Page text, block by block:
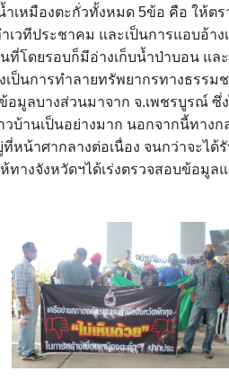
ำเหมืองตะกั่วทั้งหมด 5ข้อ คือ ให้ต
เวทีประชาคม และเป็นการแอบอ้า
ที่โดยรอบก็มีอ่างเก็บน้ำป่าบอน แล
ป็นการทำลายทรัพยากรทางธรรม
มูลบางส่วนมาจาก จ.เพชรบูรณ์ ซึ่
บ้านเป็นอย่างมาก นอกจากนี้ทางก
น้าศากลางต่อเนื่อง จนกว่าจะได้
างจังหวัดฯได้เร่งตรวจสอบข้อมูลแ